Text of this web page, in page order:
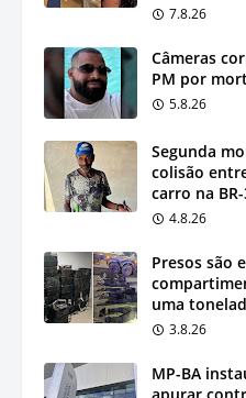
7.8.26
Câmeras
PM por
5.8.26
Segunda
colisão
carro na
4.8.26
Presos são
uma
3.8.26
MP-BA